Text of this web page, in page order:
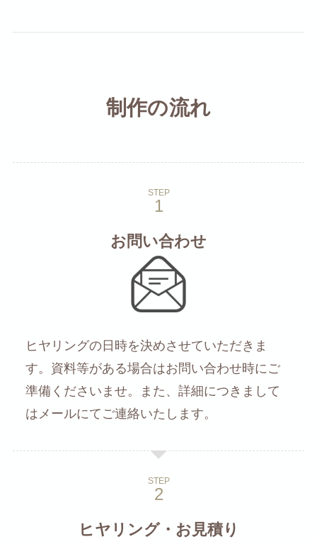
制作の流れ
STEP
お問い合わせ
ヒヤリングの日時を決めさせていただきま
す。資料等がある場合はお問い合わせ時にご
準備くださいませ。また、詳細につきまして
はメールにてご連絡いたします。
STEP
ヒヤリング・お見積り